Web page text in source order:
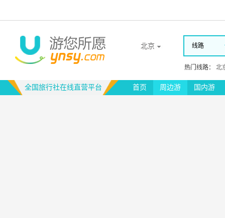
北京 线路
热门线路： 北
全国旅行社在线直营平台 首页 周边游 国内游